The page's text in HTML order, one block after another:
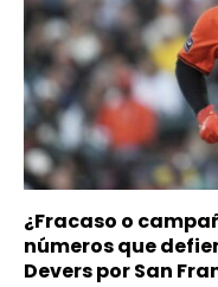
¿Fracaso o
números que
Devers por San